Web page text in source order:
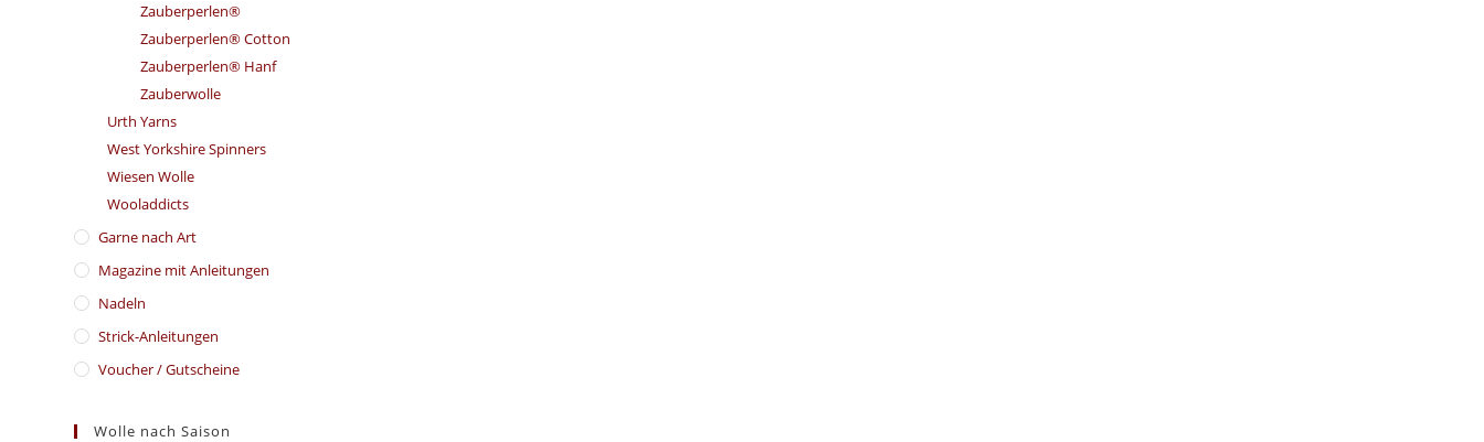
Zauberperlen®
Zauberperlen® Cotton
Zauberperlen® Hanf
Zauberwolle
Urth Yarns
West Yorkshire Spinners
Wiesen Wolle
Wooladdicts
Garne nach Art
Magazine mit Anleitungen
Nadeln
Strick-Anleitungen
Voucher / Gutscheine
Wolle nach Saison